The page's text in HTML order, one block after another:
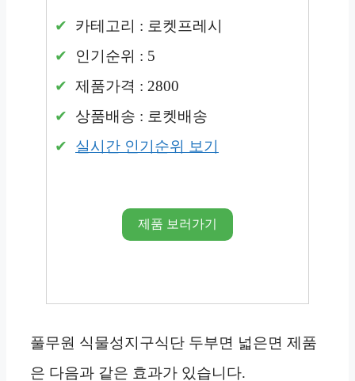
카테고리 : 로켓프레시
인기순위 : 5
제품가격 : 2800
상품배송 : 로켓배송
실시간 인기순위 보기
제품 보러가기
풀무원 식물성지구식단 두부면 넓은면 제품
은 다음과 같은 효과가 있습니다.